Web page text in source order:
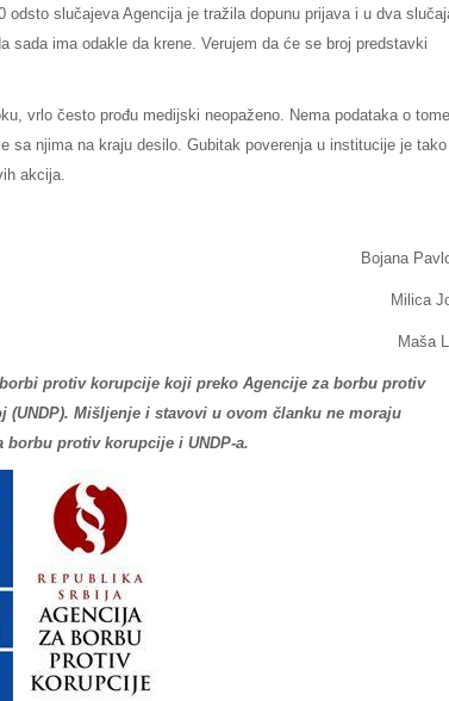
odsto slučajeva Agencija je tražila dopunu prijava i u dva
sada ima odakle da krene. Verujem da će se broj predstavki
vrlo često prođu medijski neopaženo. Nema podataka o tome
sa njima na kraju desilo. Gubitak poverenja u institucije je tako
akcija.
Bojana
Milica
Maša
protiv korupcije koji preko Agencije za borbu protiv
Mišljenje i stavovi u ovom članku ne moraju
protiv korupcije i UNDP-a.